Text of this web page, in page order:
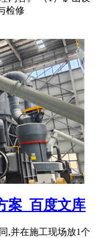
检修
案_百度文库
,并在施工现场放1个